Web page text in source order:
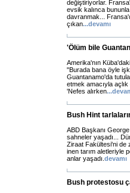
değiştiriyorlar.
evsik kalınca
davranmak...
çıkan...devamı
'Ölüm bile
Amerika'nın
"Burada bana öyle
Guantanamo'da
etmek amacıyla
'Nefes alırken...
Bush Hint
ABD Başkanı
sahneler yaşadı...
Ziraat Fakültesi'ni de
inen tarım aletleriyle
anlar yaşadı. devamı
Bush protestosu